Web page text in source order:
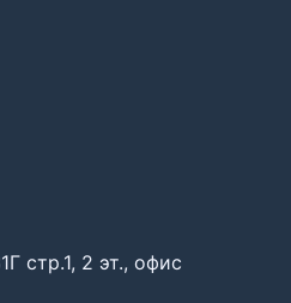
стр.1, 2 эт., офис